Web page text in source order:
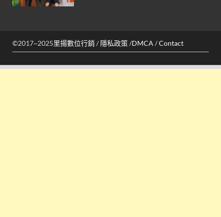
©2017~2025里揚數位行銷 / 隱私政策/DMCA /Contact